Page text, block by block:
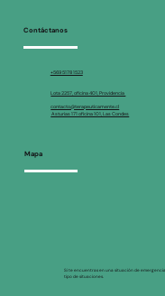
Contáctanos
contacto@terapeuticamente.cl
+569 5178 1523
Lota 2257, oficina 401, Providencia
Asturias 171 oficina 101, Las Condes
Mapa
Si te encuentras en una situación de
tipo de situaciones.